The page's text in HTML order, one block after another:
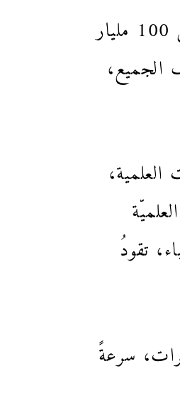
تُحاكي هذه التقنية عملَ عصبونات المجرّةِ التي تنبع منها كلّ نشاطات الإنسان الروحية (حوالي 100 مليار
يعرف الجميع،
تقودُ
الكمبيوترات، سرعةً